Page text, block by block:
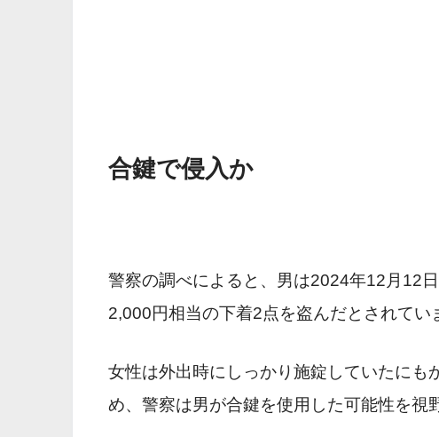
合鍵で侵入か
警察の調べによると、男は2024年12月12
2,000円相当の下着2点を盗んだとされてい
女性は外出時にしっかり施錠していたにも
め、警察は男が合鍵を使用した可能性を視